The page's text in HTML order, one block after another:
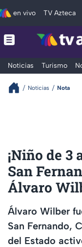
en vivo TV Azteca
Noticias Turismo
Noticias Nota
¡Niño de 3
San
Álvaro
Álvaro Wilber
San Fernando,
del Estado